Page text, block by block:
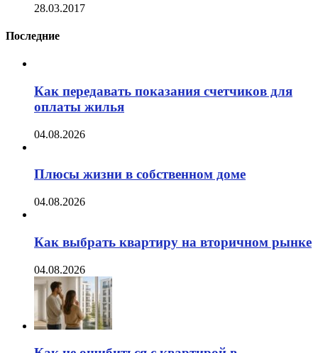
28.03.2017
Последние
Как передавать показания счетчиков для
оплаты жилья
04.08.2026
Плюсы жизни в собственном доме
04.08.2026
Как выбрать квартиру на вторичном рынке
04.08.2026